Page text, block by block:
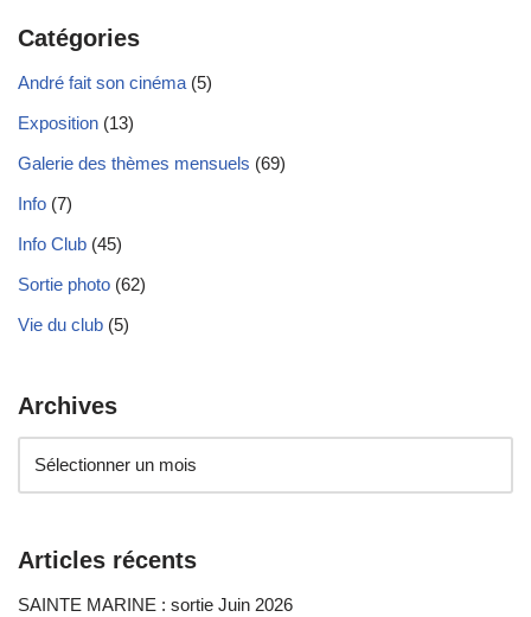
Catégories
André fait son cinéma (5)
Exposition (13)
Galerie des thèmes mensuels (69)
Info (7)
Info Club (45)
Sortie photo (62)
Vie du club (5)
Archives
Articles récents
SAINTE MARINE : sortie Juin 2026